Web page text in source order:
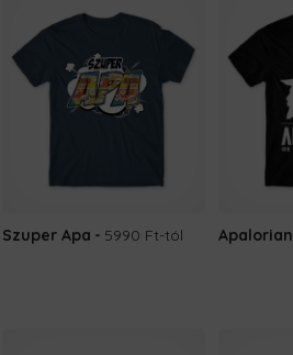
Szuper Apa 5990 Ft-tól Apalorian